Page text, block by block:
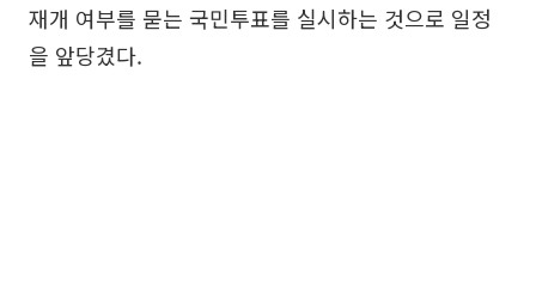
재개 여부를 묻는 국민투표를 실시하는 것으로 일정
을 앞당겼다.